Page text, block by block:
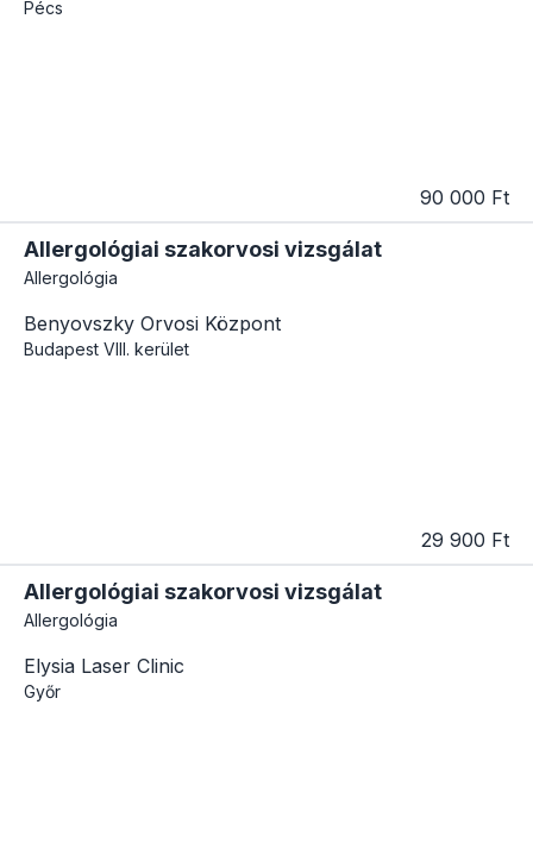
Pécs
90 000 Ft
Allergológiai szakorvosi vizsgálat
Allergológia
Benyovszky Orvosi Központ
Budapest VIII. kerület
29 900 Ft
Allergológiai szakorvosi vizsgálat
Allergológia
Elysia Laser Clinic
Győr